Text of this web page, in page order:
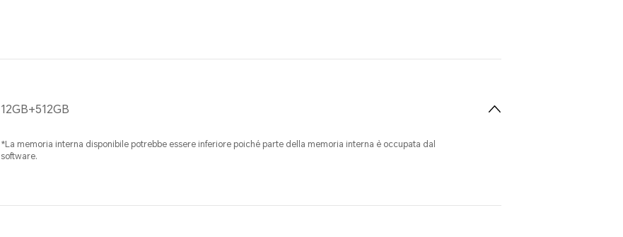
12GB+512GB
*La memoria interna disponibile potrebbe essere inferiore poiché parte della memoria interna è occupata dal
software.